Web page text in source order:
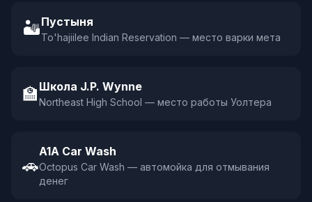
🏜️Пустыня
To'hajiilee Indian Reservation — место варки мета
🏫 Школа J.P. Wynne
Northeast High School — место работы Уолтера
🚗
A1A Car Wash
Octopus Car Wash — автомойка для отмывания
денег